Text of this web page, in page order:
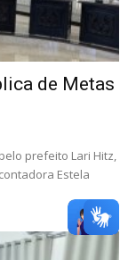
de Metas
prefeito Lari Hitz,
Estela